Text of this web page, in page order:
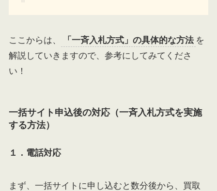
ここからは、 「一斉入札方式」の具体的な方法 を
解説していきますので、参考にしてみてくださ
い！
一括サイト申込後の対応（一斉入札方式を実施
する方法）
１．電話対応
まず、一括サイトに申し込むと数分後から、買取